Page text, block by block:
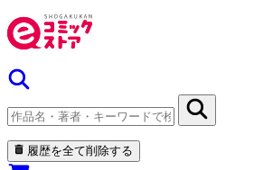
履歴を全て削除する